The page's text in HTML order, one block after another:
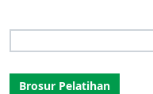
for:
Brosur Pelatihan